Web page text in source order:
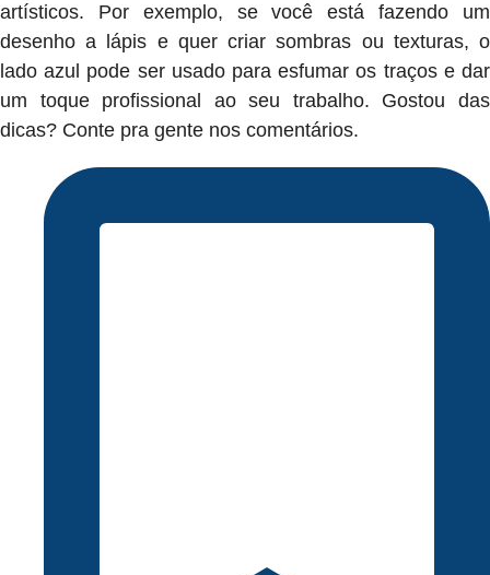
artísticos. Por exemplo, se você está fazendo um
desenho a lápis e quer criar sombras ou texturas, o
lado azul pode ser usado para esfumar os traços e dar
um toque profissional ao seu trabalho. Gostou das
dicas? Conte pra gente nos comentários.